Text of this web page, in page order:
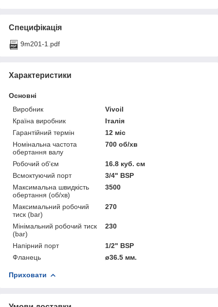
Специфікація
9m201-1.pdf
Характеристики
Основні
Виробник
Vivoil
Країна виробник
Італія
Гарантійний термін
12 міс
Номінальна частота
обертання валу
700 об/хв
Робочий об'єм
16.8 куб. см
Всмоктуючий порт
3/4" BSP
Максимальна швидкість
обертання (об/хв)
3500
Максимальний робочий
тиск (bar)
270
Мінімальний робочий тиск
(bar)
230
Напірний порт
1/2" BSP
Фланець
ø36.5 мм.
Приховати